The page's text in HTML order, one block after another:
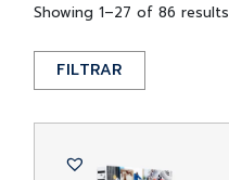
Showing 1–27 of 86 results
FILTRAR